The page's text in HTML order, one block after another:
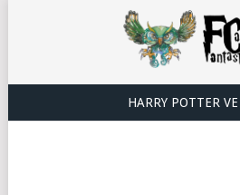
HARRY POTTER